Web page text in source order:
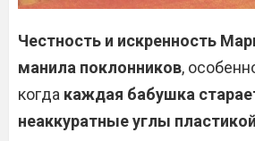
Честность и искренность
манила поклонников,
когда каждая бабушка
неаккуратные углы